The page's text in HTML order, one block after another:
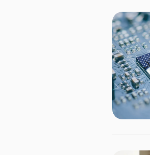
전체 기사 보기